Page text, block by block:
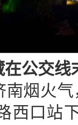
公交线
南烟火
西口站